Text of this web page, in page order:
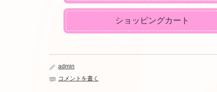
ショッピングカート
admin
コメントを書く